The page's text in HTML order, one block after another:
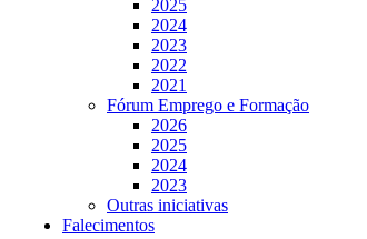
2025
2024
2023
2022
2021
Fórum Emprego e Formação
2026
2025
2024
2023
Outras iniciativas
Falecimentos